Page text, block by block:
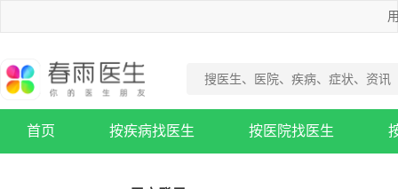
首页 按疾病找医生 按医院找医生